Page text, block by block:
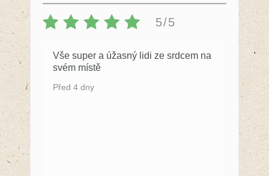
5/5
Vše super a úžasný lidi ze srdcem na
svém místě
Před 4 dny